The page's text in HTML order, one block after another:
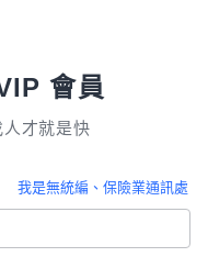
會員
才就是快
我是無統編、保險業通訊處